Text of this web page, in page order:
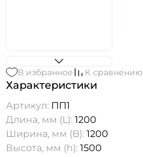
В избранное К сравнению
Характеристики
Артикул: ПП1
Длина, мм (L): 1200
Ширина, мм (B): 1200
Высота, мм (h): 1500